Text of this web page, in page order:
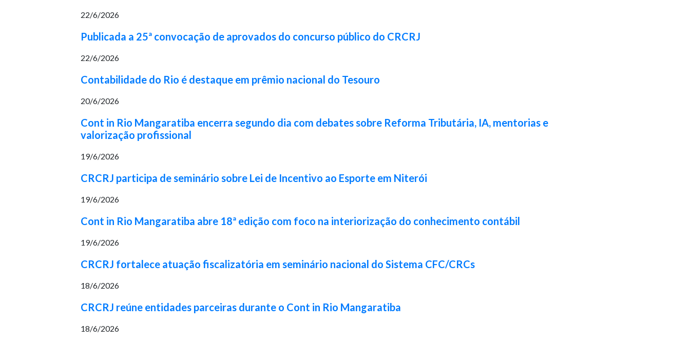
22/6/2026
Publicada a 25ª convocação de aprovados do concurso público do CRCRJ
22/6/2026
Contabilidade do Rio é destaque em prêmio nacional do Tesouro
20/6/2026
Cont in Rio Mangaratiba encerra segundo dia com debates sobre Reforma Tributária, IA, mentorias e
valorização profissional
19/6/2026
CRCRJ participa de seminário sobre Lei de Incentivo ao Esporte em Niterói
19/6/2026
Cont in Rio Mangaratiba abre 18ª edição com foco na interiorização do conhecimento contábil
19/6/2026
CRCRJ fortalece atuação fiscalizatória em seminário nacional do Sistema CFC/CRCs
18/6/2026
CRCRJ reúne entidades parceiras durante o Cont in Rio Mangaratiba
18/6/2026